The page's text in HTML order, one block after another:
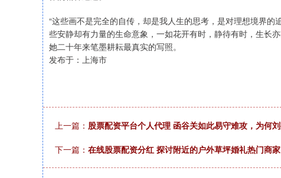
“这些画不是完全的自传，却是我人生的思考，是对理想境界
些安静却有力量的生命意象，一如花开有时，静待有时，生
她二十年来笔墨耕耘最真实的写照。
发布于：上海市
上一篇： 股票配资平台个人代理 函谷关如此易守难攻，为何
下一篇： 在线股票配资分红 探讨附近的户外草坪婚礼热门商